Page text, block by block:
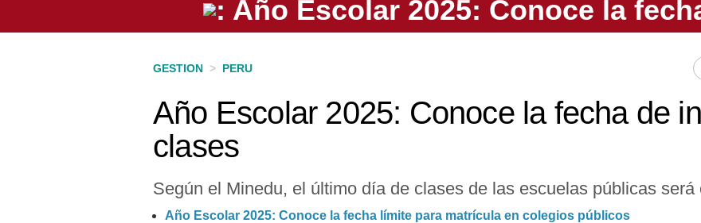
Perú
GESTION > PERU
Año Escolar 2025: Conoce la fecha de
clases
Según el Minedu, el último día de clases de las escuelas públicas
Año Escolar 2025: Conoce la fecha límite para matrícula en colegios públicos